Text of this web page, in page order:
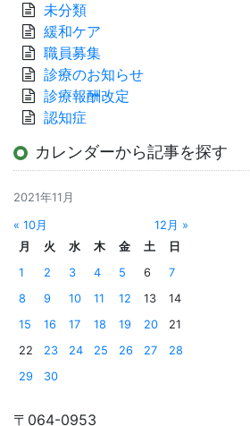
未分類
緩和ケア
職員募集
診療のお知らせ
診療報酬改定
認知症
カレンダーから記事を探す
2021年11月
« 10月
12月 »
月
火 水 木 金 土
日
1
2 3 4 5 6
7
8
9 10 11 12 13
14
15
16 17 18 19 20
21
22
23 24 25 26 27
28
29
30
〒064-0953